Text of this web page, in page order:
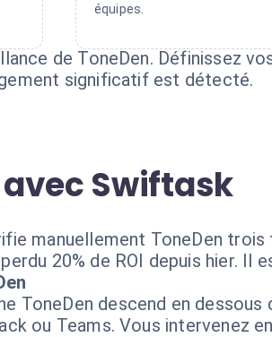
équipes.
de ToneDen. Définissez
significatif est détecté.
Swiftask
manuellement ToneDen
20% de ROI depuis hier.
ToneDen descend en
ou Teams. Vous intervenez